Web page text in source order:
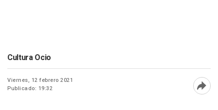
Cultura Ocio
Viernes, 12 febrero 2021
Publicado: 19:32